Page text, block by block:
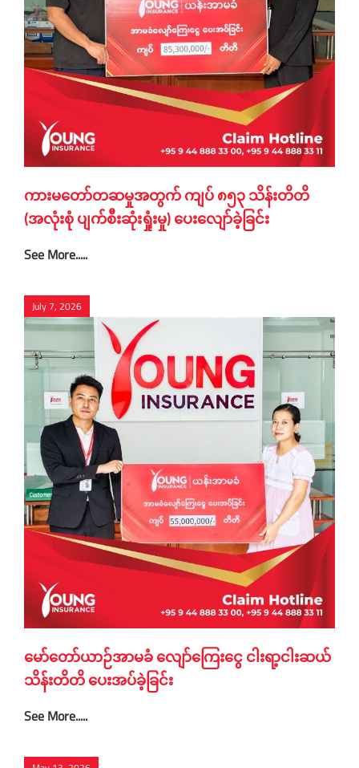
ကားမတော်တဆမှုအတွက် ကျပ် ၈၅၃ သိန်းတိတိ
(အလုံးစုံ ပျက်စီးဆုံးရှုံးမှု) ပေးလျော်ခဲ့ခြင်း
See More.....
July 7, 2026
မော်တော်ယာဉ်အာမခံ လျော်ကြေးငွေ ငါးရာ့ငါးဆယ်
သိန်းတိတိ ပေးအပ်ခဲ့ခြင်း
See More.....